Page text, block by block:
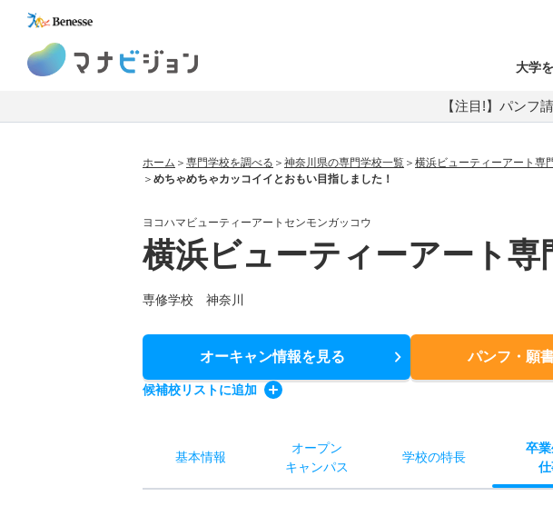
大学
【注目!】パンフ
ホーム 専門学校を調べる 神奈川県の専門学校一覧 横浜ビューティーアート専
めちゃめちゃカッコイイとおもい目指しました！
ヨコハマビューティーアートセンモンガッコウ
横浜ビューティーアート専
専修学校 神奈川
オーキャン情報を見る パンフ・願
候補校リストに追加
基本情報
オープン
キャンパス
学校の特長
卒